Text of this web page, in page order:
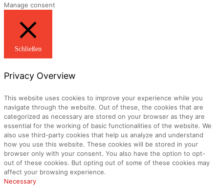
Manage consent
Schließen
Privacy Overview
This website uses cookies to improve your experience while you
navigate through the website. Out of these, the cookies that are
categorized as necessary are stored on your browser as they are
essential for the working of basic functionalities of the website. We
also use third-party cookies that help us analyze and understand
how you use this website. These cookies will be stored in your
browser only with your consent. You also have the option to opt-
out of these cookies. But opting out of some of these cookies may
affect your browsing experience.
Necessary